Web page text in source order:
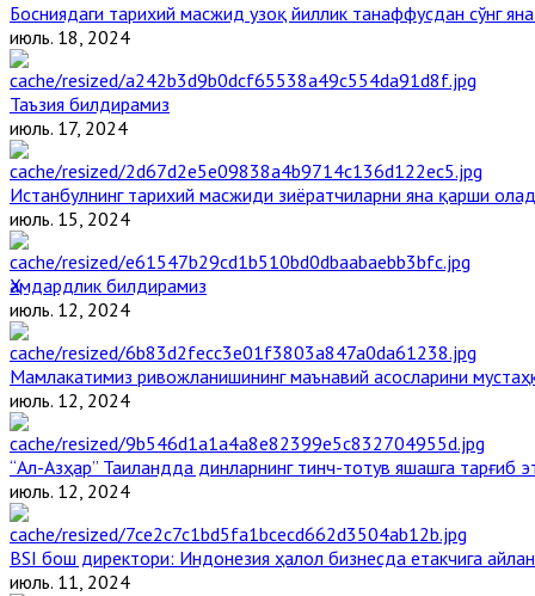
Босниядаги тарихий масжид узоқ йиллик танаффусдан сўнг
июль. 18, 2024
Таъзия билдирамиз
июль. 17, 2024
Истанбулнинг тарихий масжиди зиёратчиларни яна қарши
июль. 15, 2024
Ҳамдардлик билдирамиз
июль. 12, 2024
Мамлакатимиз ривожланишининг маънавий асосларини
июль. 12, 2024
“Ал-Азҳар” Таиландда динларнинг тинч-тотув яшашга тарғиб
июль. 12, 2024
BSI бош директори: Индонезия ҳалол бизнесда етакчига
июль. 11, 2024